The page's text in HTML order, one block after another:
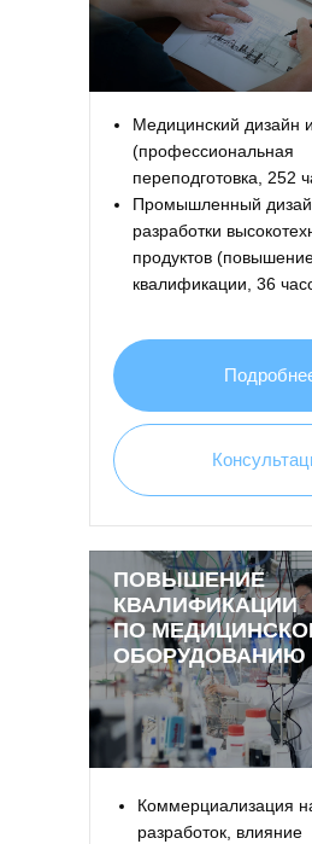
Коммерциализация
разработок, влияние
ПОВЫШЕНИЕ
КВАЛИФИКАЦИИ
ПО
ОБОРУДОВАНИЮ
Медицинский дизайн
(профессиональная
переподготовка, 252
Промышленный
разработки
продуктов
квалификации, 36